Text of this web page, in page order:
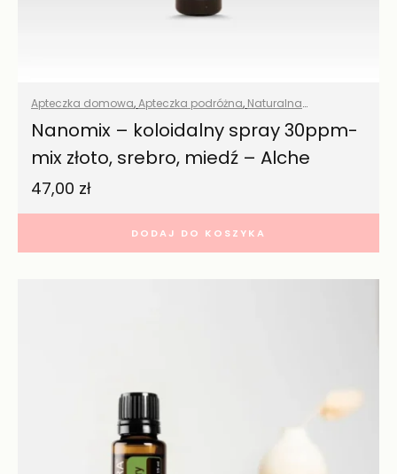
Apteczka domowa,Apteczka podróżna, Naturalna
pielęgnacja ,Pielęgnacja twarzy,Pielęgnacja włosów
Nanomix – koloidalny spray 30ppm-
mix złoto, srebro, miedź – Alche
47,00 zł
DODAJ DO KOSZYKA